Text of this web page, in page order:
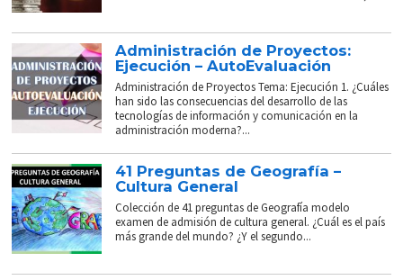
Administración de Proyectos:
Ejecución – AutoEvaluación
Administración de Proyectos Tema: Ejecución 1. ¿Cuáles
han sido las consecuencias del desarrollo de las
tecnologías de información y comunicación en la
administración moderna?...
41 Preguntas de Geografía –
Cultura General
Colección de 41 preguntas de Geografía modelo
examen de admisión de cultura general. ¿Cuál es el país
más grande del mundo? ¿Y el segundo...